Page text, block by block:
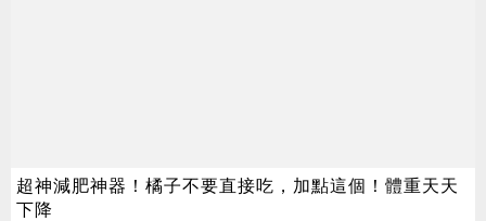
超神減肥神器！橘子不要直接吃，加點這個！體重天天
下降